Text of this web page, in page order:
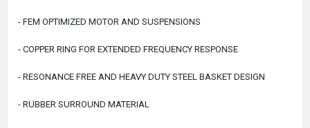
- FEM OPTIMIZED MOTOR AND SUSPENSIONS
- COPPER RING FOR EXTENDED FREQUENCY RESPONSE
- RESONANCE FREE AND HEAVY DUTY STEEL BASKET DESIGN
- RUBBER SURROUND MATERIAL